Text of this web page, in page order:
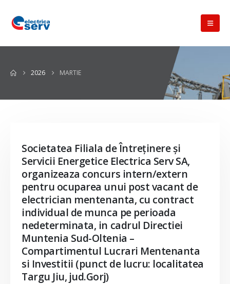
2026 MARTIE
Societatea Filiala de Întreţinere şi
Servicii Energetice Electrica Serv SA,
organizeaza concurs intern/extern
pentru ocuparea unui post vacant de
electrician mentenanta, cu contract
individual de munca pe perioada
nedeterminata, in cadrul Directiei
Muntenia Sud-Oltenia –
Compartimentul Lucrari Mentenanta
si Investitii (punct de lucru: localitatea
Targu Jiu, jud.Gorj)